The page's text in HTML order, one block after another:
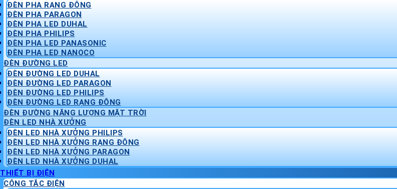
ĐÈN PHA RẠNG ĐÔNG
ĐÈN PHA PARAGON
ĐÈN PHA LED DUHAL
ĐÈN PHA PHILIPS
ĐÈN PHA LED PANASONIC
ĐÈN PHA LED NANOCO
ĐÈN ĐƯỜNG LED
ĐÈN ĐƯỜNG LED DUHAL
ĐÈN ĐƯỜNG LED PARAGON
ĐÈN ĐƯỜNG LED PHILIPS
ĐÈN ĐƯỜNG LED RẠNG ĐÔNG
ĐÈN ĐƯỜNG NĂNG LƯỢNG MẶT TRỜI
ĐÈN LED NHÀ XƯỞNG
ĐÈN LED NHÀ XƯỞNG PHILIPS
ĐÈN LED NHÀ XƯỞNG RẠNG ĐÔNG
ĐÈN LED NHÀ XƯỞNG PARAGON
ĐÈN LED NHÀ XƯỞNG DUHAL
THIẾT BỊ ĐIỆN
CÔNG TẮC ĐIỆN